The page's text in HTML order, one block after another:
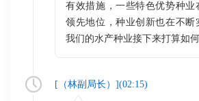
有效措施，一些特色优势种业
领先地位，种业创新也在不断
我们的水产种业接下来打算如
[（林副局长 ）](02:15)